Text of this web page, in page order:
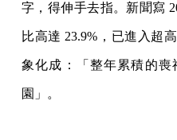
字，得伸手去指。新聞寫
比高達 23.9%，已進入超
象化成：「整年累積的
園」。